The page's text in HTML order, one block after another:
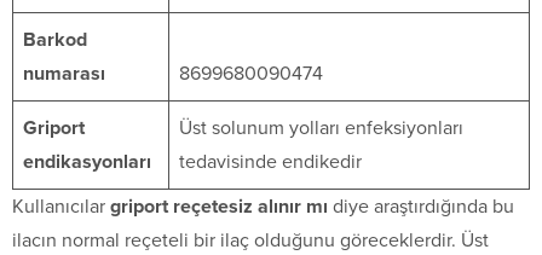
Barkod
numarası
8699680090474
Griport
endikasyonları
Üst solunum yolları enfeksiyonları
tedavisinde endikedir
Kullanıcılar griport reçetesiz alınır mı diye araştırdığında bu
ilacın normal reçeteli bir ilaç olduğunu göreceklerdir. Üst